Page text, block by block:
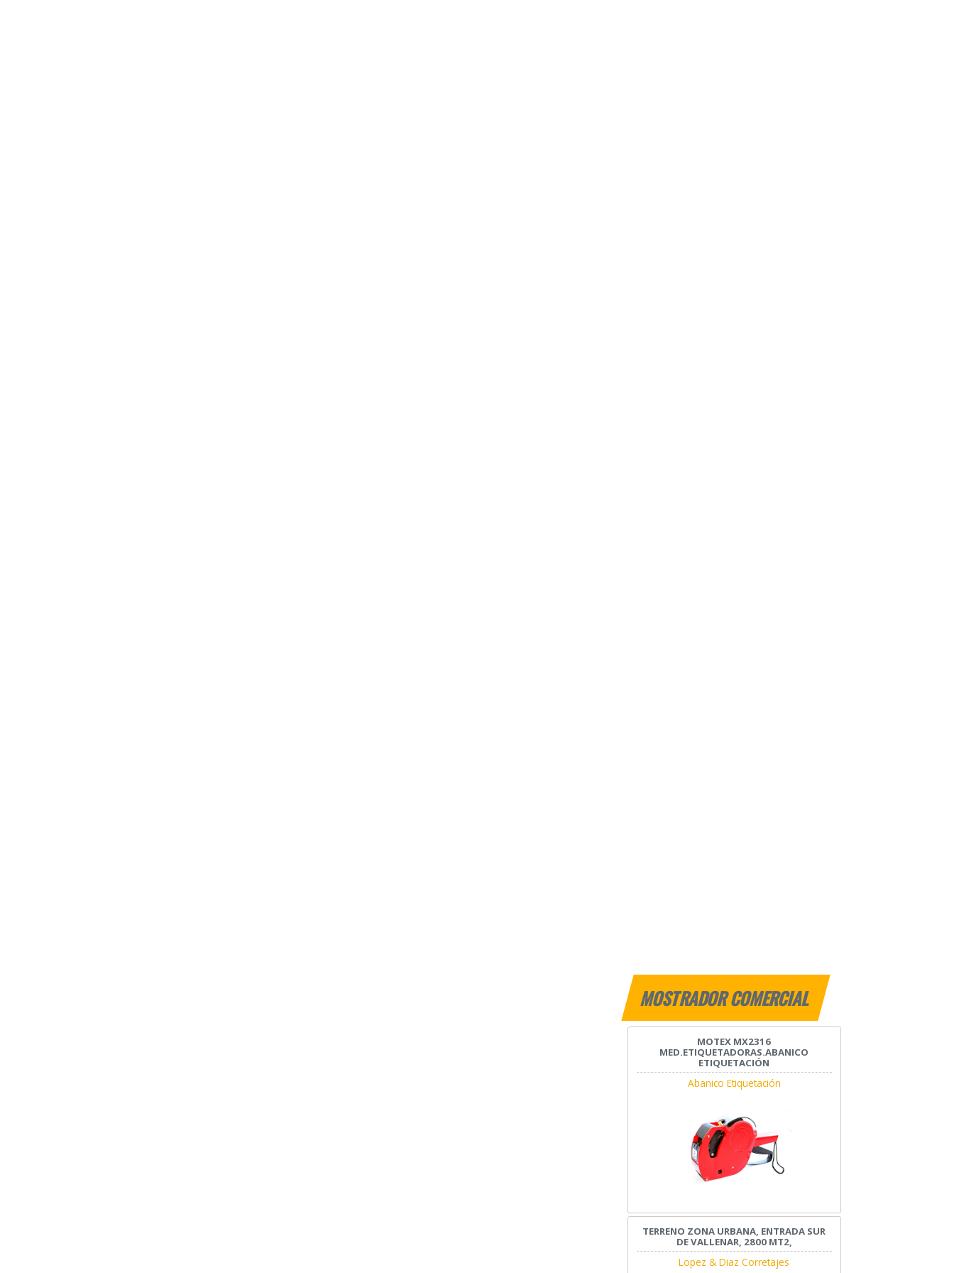
MOSTRADOR COMERCIAL
MOTEX MX2316
MED.ETIQUETADORAS.ABANICO
ETIQUETACIÓN
Abanico Etiquetación
TERRENO ZONA URBANA, ENTRADA SUR
DE VALLENAR, 2800 MT2,
Lopez & Diaz Corretajes